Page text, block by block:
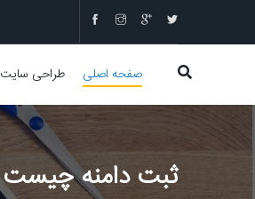
صفحه اصلی طراحی سایت
ثبت دامنه چیست